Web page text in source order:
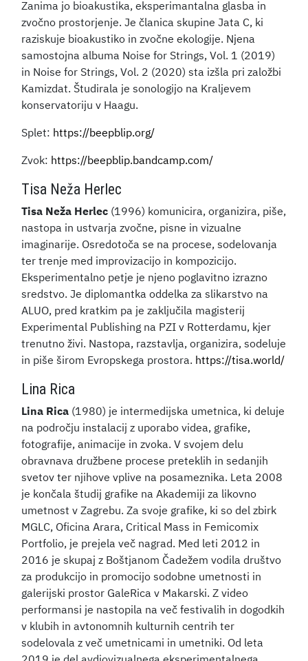
Zanima jo bioakustika, eksperimantalna glasba in
zvočno prostorjenje. Je članica skupine Jata C, ki
raziskuje bioakustiko in zvočne ekologije. Njena
samostojna albuma Noise for Strings, Vol. 1 (2019)
in Noise for Strings, Vol. 2 (2020) sta izšla pri založbi
Kamizdat. Študirala je sonologijo na Kraljevem
konservatoriju v Haagu.
Splet: https://beepblip.org/
Zvok: https://beepblip.bandcamp.com/
Tisa Neža Herlec
Tisa Neža Herlec (1996) komunicira, organizira, piše,
nastopa in ustvarja zvočne, pisne in vizualne
imaginarije. Osredotoča se na procese, sodelovanja
ter trenje med improvizacijo in kompozicijo.
Eksperimentalno petje je njeno poglavitno izrazno
sredstvo. Je diplomantka oddelka za slikarstvo na
ALUO, pred kratkim pa je zaključila magisterij
Experimental Publishing na PZI v Rotterdamu, kjer
trenutno živi. Nastopa, razstavlja, organizira, sodeluje
in piše širom Evropskega prostora. https://tisa.world/
Lina Rica
Lina Rica (1980) je intermedijska umetnica, ki deluje
na področju instalacij z uporabo videa, grafike,
fotografije, animacije in zvoka. V svojem delu
obravnava družbene procese preteklih in sedanjih
svetov ter njihove vplive na posameznika. Leta 2008
je končala študij grafike na Akademiji za likovno
umetnost v Zagrebu. Za svoje grafike, ki so del zbirk
MGLC, Oficina Arara, Critical Mass in Femicomix
Portfolio, je prejela več nagrad. Med leti 2012 in
2016 je skupaj z Boštjanom Čadežem vodila društvo
za produkcijo in promocijo sodobne umetnosti in
galerijski prostor GaleRica v Makarski. Z video
performansi je nastopila na več festivalih in dogodkih
v klubih in avtonomnih kulturnih centrih ter
sodelovala z več umetnicami in umetniki. Od leta